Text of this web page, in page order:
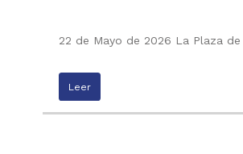
22 de Mayo de 2026 La Plaza
Leer